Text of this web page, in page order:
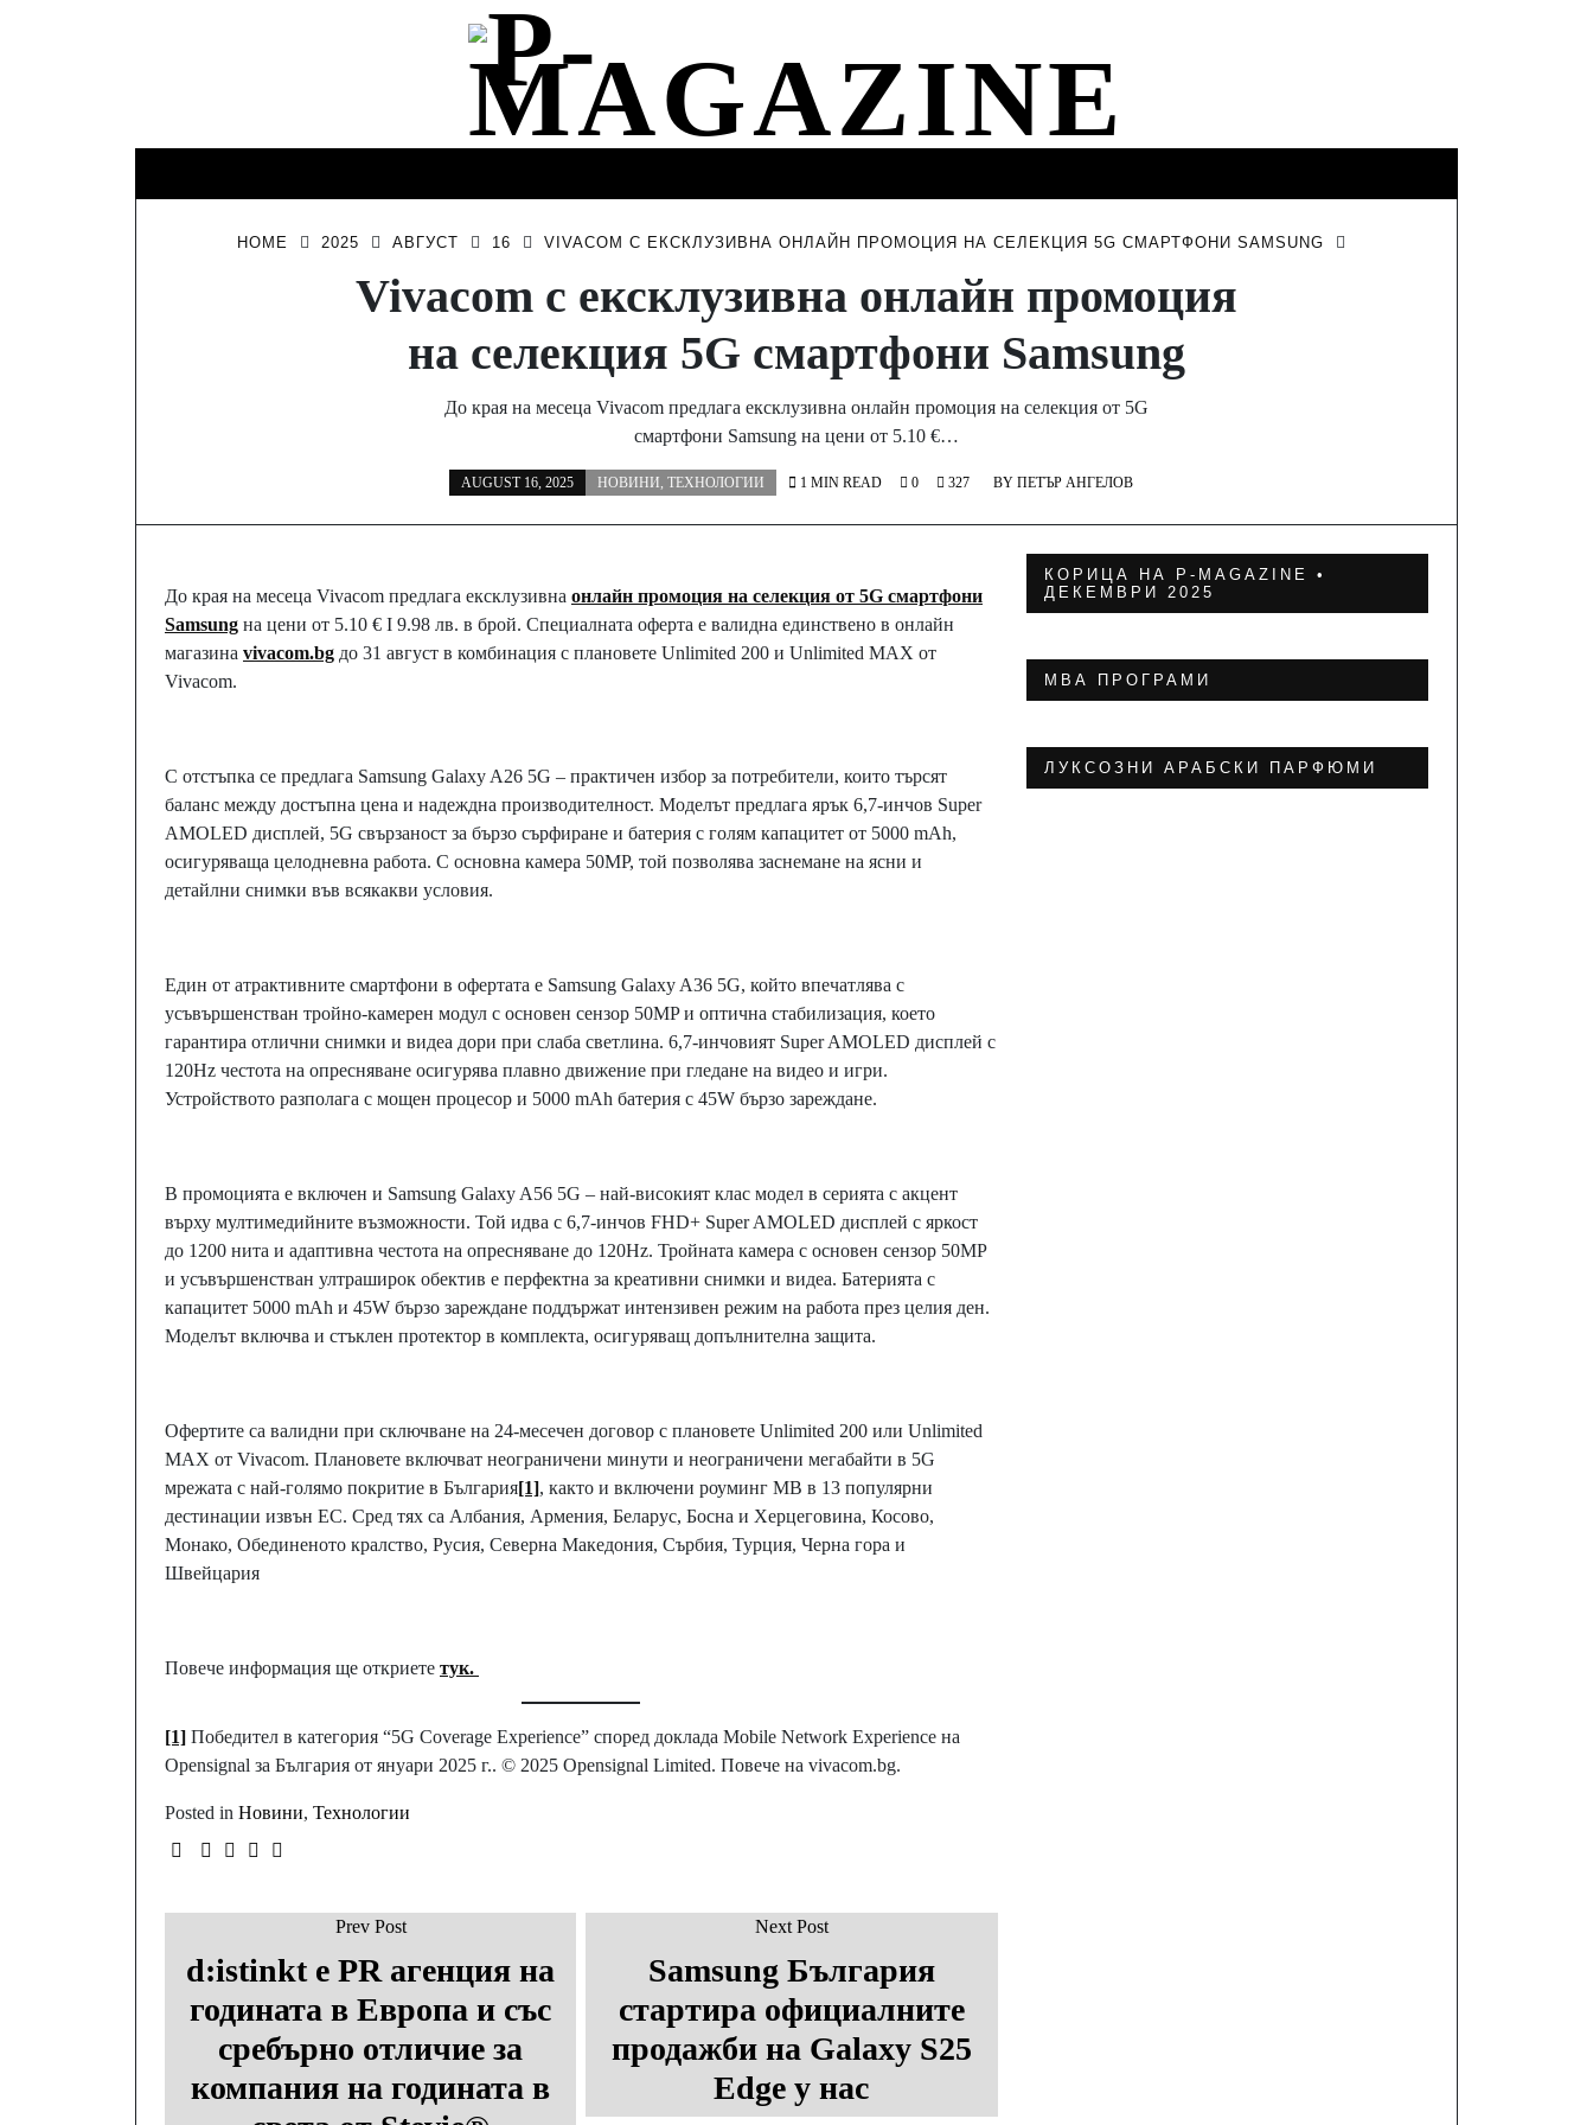
HOME 2025 АВГУСТ 16 VIVACOM С ЕКСКЛУЗИВНА ОНЛАЙН ПРОМОЦИЯ НА СЕЛЕКЦИЯ 5G СМАРТФОНИ SAMSUNG
Vivacom с ексклузивна онлайн промоция
на селекция 5G смартфони Samsung
До края на месеца Vivacom предлага ексклузивна онлайн промоция на селекция от 5G
смартфони Samsung на цени от 5.10 €…
AUGUST 16, 2025 НОВИНИ, ТЕХНОЛОГИИ BY ПЕТЪР АНГЕЛОВ
1 MIN READ 0 327
До края на месеца Vivacom предлага ексклузивна онлайн промоция на селекция от 5G смартфони
Samsung на цени от 5.10 € I 9.98 лв. в брой. Специалната оферта е валидна единствено в онлайн
магазина vivacom.bg до 31 август в комбинация с плановете Unlimited 200 и Unlimited MAX от
Vivacom.
С отстъпка се предлага Samsung Galaxy A26 5G – практичен избор за потребители, които търсят
баланс между достъпна цена и надеждна производителност. Моделът предлага ярък 6,7-инчов Super
AMOLED дисплей, 5G свързаност за бързо сърфиране и батерия с голям капацитет от 5000 mAh,
осигуряваща целодневна работа. С основна камера 50MP, той позволява заснемане на ясни и
детайлни снимки във всякакви условия.
Един от атрактивните смартфони в офертата е Samsung Galaxy A36 5G, който впечатлява с
усъвършенстван тройно-камерен модул с основен сензор 50MP и оптична стабилизация, което
гарантира отлични снимки и видеа дори при слаба светлина. 6,7-инчовият Super AMOLED дисплей с
120Hz честота на опресняване осигурява плавно движение при гледане на видео и игри.
Устройството разполага с мощен процесор и 5000 mAh батерия с 45W бързо зареждане.
В промоцията е включен и Samsung Galaxy A56 5G – най-високият клас модел в серията с акцент
върху мултимедийните възможности. Той идва с 6,7-инчов FHD+ Super AMOLED дисплей с яркост
до 1200 нита и адаптивна честота на опресняване до 120Hz. Тройната камера с основен сензор 50MP
и усъвършенстван ултраширок обектив е перфектна за креативни снимки и видеа. Батерията с
капацитет 5000 mAh и 45W бързо зареждане поддържат интензивен режим на работа през целия ден.
Моделът включва и стъклен протектор в комплекта, осигуряващ допълнителна защита.
Офертите са валидни при сключване на 24-месечен договор с плановете Unlimited 200 или Unlimited
MAX от Vivacom. Плановете включват неограничени минути и неограничени мегабайти в 5G
мрежата с най-голямо покритие в България[1], както и включени роуминг МB в 13 популярни
дестинации извън ЕС. Сред тях са Албания, Армения, Беларус, Босна и Херцеговина, Косово,
Монако, Обединеното кралство, Русия, Северна Македония, Сърбия, Турция, Черна гора и
Швейцария
Повече информация ще откриете тук.
[1] Победител в категория “5G Coverage Experience” според доклада Mobile Network Experience на
Opensignal за България от януари 2025 г.. © 2025 Opensignal Limited. Повече на vivacom.bg.
Posted in Новини, Технологии
Prev Post
d:istinkt e PR агенция на
годината в Европа и със
сребърно отличие за
компания на годината в
Next Post
Samsung България
стартира официалните
продажби на Galaxy S25
Edge у нас
КОРИЦА НА P-MAGAZINE •
ДЕКЕМВРИ 2025
МВА ПРОГРАМИ
ЛУКСОЗНИ АРАБСКИ ПАРФЮМИ